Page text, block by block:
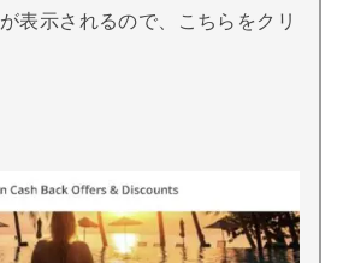
が表示されるので、こちらをクリ